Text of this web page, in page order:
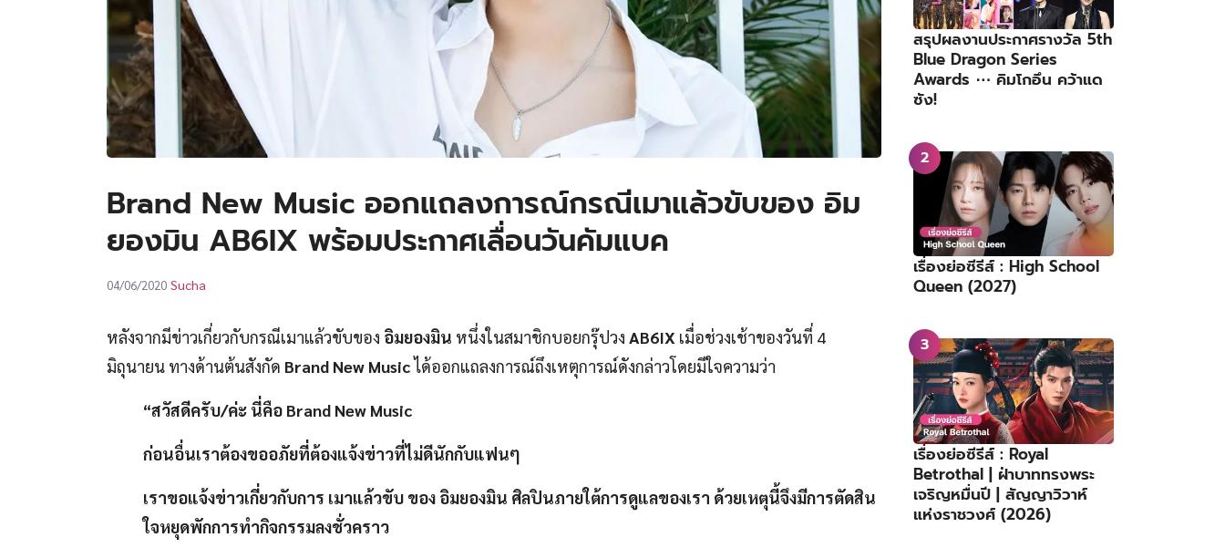
Brand New Music ออกแถลงการณ์กรณีเมาแล้วขับของ อิม
ยองมิน AB6IX พร้อมประกาศเลื่อนวันคัมแบค
04/06/2020 Sucha
หลังจากมีข่าวเกี่ยวกับกรณีเมาแล้วขับของ อิมยองมิน หนึ่งในสมาชิกบอยกรุ๊ปวง AB6IX เมื่อช่วงเช้าของวันที่ 4
มิถุนายน ทางด้านต้นสังกัด Brand New Musicได้ออกแถลงการณ์ถึงเหตุการณ์ดังกล่าวโดยมีใจความว่า
“สวัสดีครับ/ค่ะ นี่คือ Brand New Music
ก่อนอื่นเราต้องขออภัยที่ต้องแจ้งข่าวที่ไม่ดีนักกับแฟนๆ
เราขอแจ้งข่าวเกี่ยวกับการ เมาแล้วขับ ของ อิมยองมิน ศิลปินภายใต้การดูแลของเรา ด้วยเหตุนี้จึงมีการตัดสิน
ใจหยุดพักการทำกิจกรรมลงชั่วคราว
สรุปผลงานประกาศรางวัล 5th
Blue Dragon Series
Awards ⋯ คิมโกอึน คว้าแด
ซัง!
เรื่องย่อซีรีส์ : High School
Queen (2027)
เรื่องย่อซีรีส์ : Royal
Betrothal | ฝ่าบาททรงพระ
เจริญหมื่นปี | สัญญาวิวาห์
แห่งราชวงศ์ (2026)